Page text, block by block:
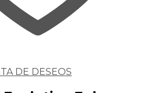
DE DESEOS